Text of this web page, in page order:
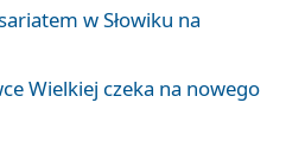
w Słowiku na
Wielkiej czeka na nowego